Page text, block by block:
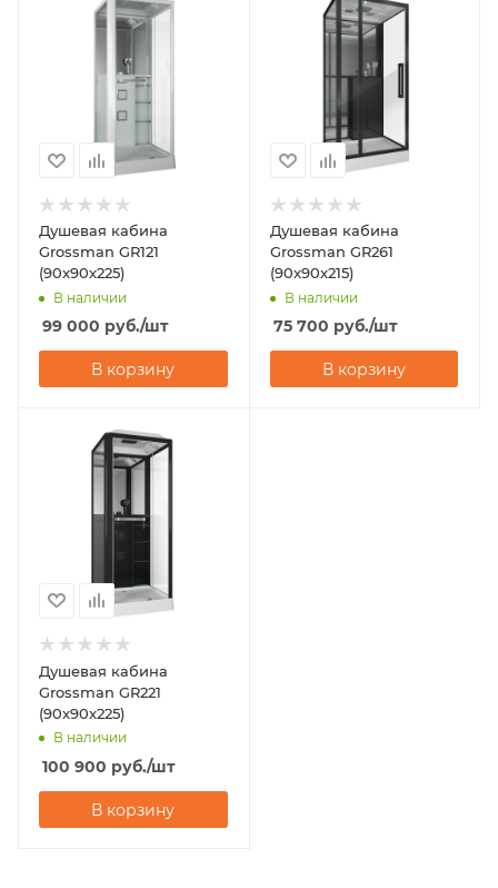
Душевая кабина
Grossman GR121
(90x90x225)
В наличии
99 000 руб./шт
В корзину
Душевая кабина
Grossman GR261
(90x90x215)
В наличии
75 700 руб./шт
В корзину
Душевая кабина
Grossman GR221
(90x90x225)
В наличии
100 900 руб./шт
В корзину